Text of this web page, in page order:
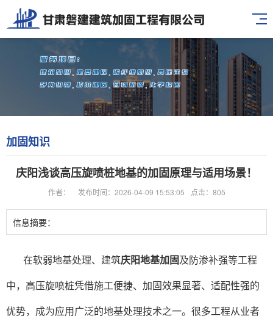
加固知识
庆阳浅谈高压旋喷桩地基的加固原理与适用场景！
作者： 发布时间：2026-04-09 15:53:05 点击：805
信息摘要：
在软弱地基处理、建筑庆阳地基加固及防渗补强等工程
中，高压旋喷桩凭借施工便捷、加固效果显著、适配性强的
优势，成为应用广泛的地基处理技术之一。很多工程从业者